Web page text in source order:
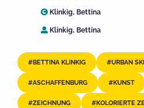
Klinkig, Bettina
Klinkig, Bettina
BETTINA KLINKIG URBAN
ASCHAFFENBURG KUNST
ZEICHNUNG KOLORIERTE